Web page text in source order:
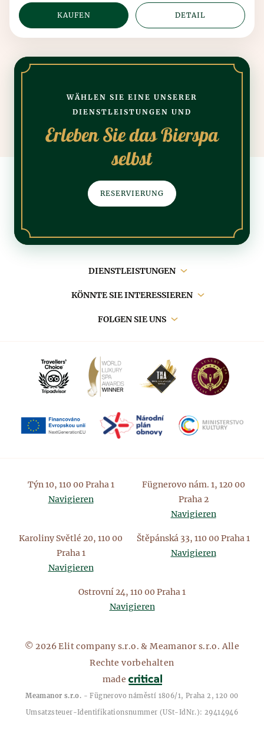
KAUFEN DETAIL
WÄHLEN SIE EINE UNSERER
DIENSTLEISTUNGEN UND
Erleben Sie das Bierspa
selbst
RESERVIERUNG
Hauptnavigation
DIENSTLEISTUNGEN
KÖNNTE SIE INTERESSIEREN
FOLGEN SIE UNS
Týn 10, 110 00 Praha 1
Navigieren
Fügnerovo nám. 1, 120 00
Praha 2
Navigieren
Karoliny Světlé 20, 110 00
Praha 1
Navigieren
Štěpánská 33, 110 00 Praha 1
Navigieren
Ostrovní 24, 110 00 Praha 1
Navigieren
© 2026 Elit company s.r.o. & Meamanor s.r.o. Alle
Rechte vorbehalten
made
Meamanor s.r.o. - Fügnerovo náměstí 1806/1, Praha 2, 120 00
Umsatzsteuer-Identifikationsnummer (USt-IdNr.): 29414946